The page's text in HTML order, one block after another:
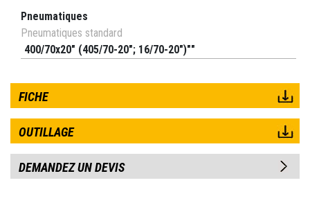
Pneumatiques
Pneumatiques standard
400/70x20" (405/70-20"; 16/70-20")""
FICHE
OUTILLAGE
DEMANDEZ UN DEVIS